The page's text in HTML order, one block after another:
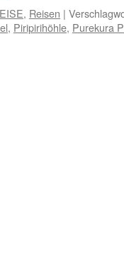
, Reisen |
, Piripirihöhle, Purekura